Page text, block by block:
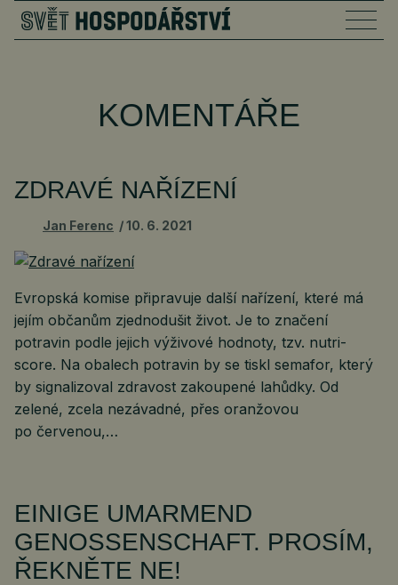
KOMENTÁŘE
ZDRAVÉ NAŘÍZENÍ
Jan Ferenc 10. 6. 2021
Evropská komise připravuje další nařízení, které má
jejím občanům zjednodušit život. Je to značení
potravin podle jejich výživové hodnoty, tzv. nutri-
score. Na obalech potravin by se tiskl semafor, který
by signalizoval zdravost zakoupené lahůdky. Od
zelené, zcela nezávadné, přes oranžovou
po červenou,…
EINIGE UMARMEND
GENOSSENSCHAFT. PROSÍM,
ŘEKNĚTE NE!